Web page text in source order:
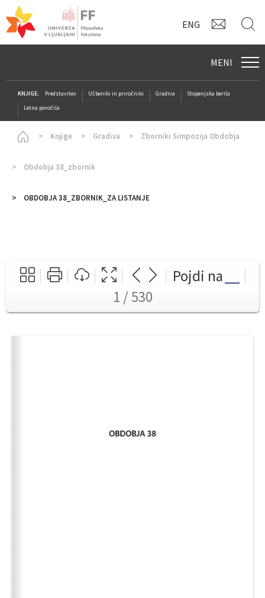
ENG
MENI
KNJIGE: Predstavitev Učbeniki in priročniki Gradiva
Stopenjska berila
Letna poročila
Homepage
Knjige Gradiva Zborniki Simpozija Obdobja
Obdobja 38_zbornik
OBDOBJA 38_ZBORNIK_ZA LISTANJE
Pojdi na
1 / 530